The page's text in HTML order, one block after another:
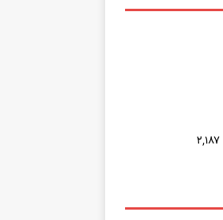
۲,۱۸۷